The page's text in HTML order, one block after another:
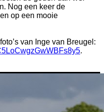
Nog een keer de
op een mooie
van Inge van Breugel:
.